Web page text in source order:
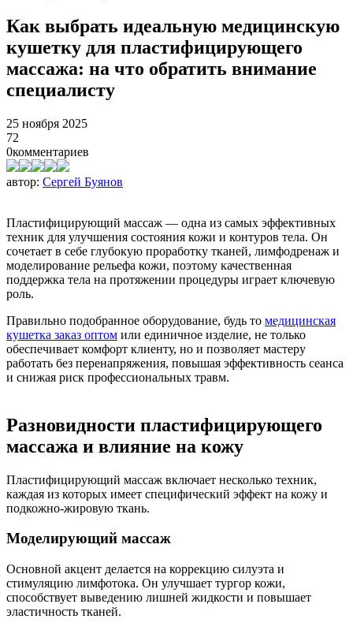
Как выбрать идеальную медицинскую
кушетку для пластифицирующего
массажа: на что обратить внимание
специалисту
25 ноября 2025
72
0комментариев
автор: Сергей Буянов
Пластифицирующий массаж — одна из самых эффективных
техник для улучшения состояния кожи и контуров тела. Он
сочетает в себе глубокую проработку тканей, лимфодренаж и
моделирование рельефа кожи, поэтому качественная
поддержка тела на протяжении процедуры играет ключевую
роль.
Правильно подобранное оборудование, будь то медицинская
кушетка заказ оптом или единичное изделие, не только
обеспечивает комфорт клиенту, но и позволяет мастеру
работать без перенапряжения, повышая эффективность сеанса
и снижая риск профессиональных травм.
Разновидности пластифицирующего
массажа и влияние на кожу
Пластифицирующий массаж включает несколько техник,
каждая из которых имеет специфический эффект на кожу и
подкожно-жировую ткань.
Моделирующий массаж
Основной акцент делается на коррекцию силуэта и
стимуляцию лимфотока. Он улучшает тургор кожи,
способствует выведению лишней жидкости и повышает
эластичность тканей.